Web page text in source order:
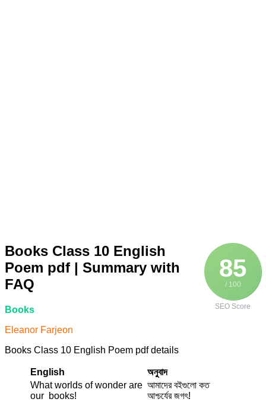
85
/ 100
SEO Score
Books Class 10 English
Poem pdf | Summary with
FAQ
Books
Eleanor Farjeon
Books Class 10 English Poem pdf details
English
অনুবাদ
What worlds of wonder are
our books!
আমাদের বইগুলো কত
আশ্চর্যের জগৎ!